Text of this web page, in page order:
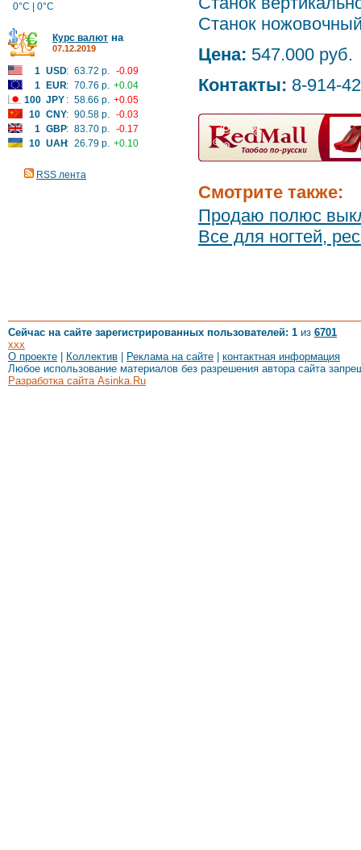
0°C | 0°C
Курс валют на
07.12.2019
1 USD: 63.72 р. -0.09
1
EUR: 70.76 р. +0.04
100 JPY : 58.66 р. +0.05
10 CNY: 90.58 р. -0.03
1 GBP: 83.70 р. -0.17
10 UAH: 26.79 р. +0.10
RSS лента
Станок
Цена: 547.000 руб.
Контакты: 8-914-
Смотрите также:
Продаю полюс
Все для ногтей,
Сейчас на сайте зарегистрированных пользователей: 1 из 6701
xxx
О проекте
Коллектив Реклама на сайте
контактная информация
Любое использование материалов без разрешения автора сайта
Разработка сайта Asinka.Ru